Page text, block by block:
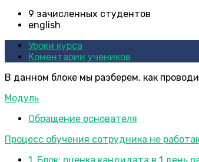
9 зачисленных студентов
english
Уроки курса
Коментарии учеников
В данном блоке мы разберем, как
Модуль
Обращение основателя
Процесс обучения сотрудника не